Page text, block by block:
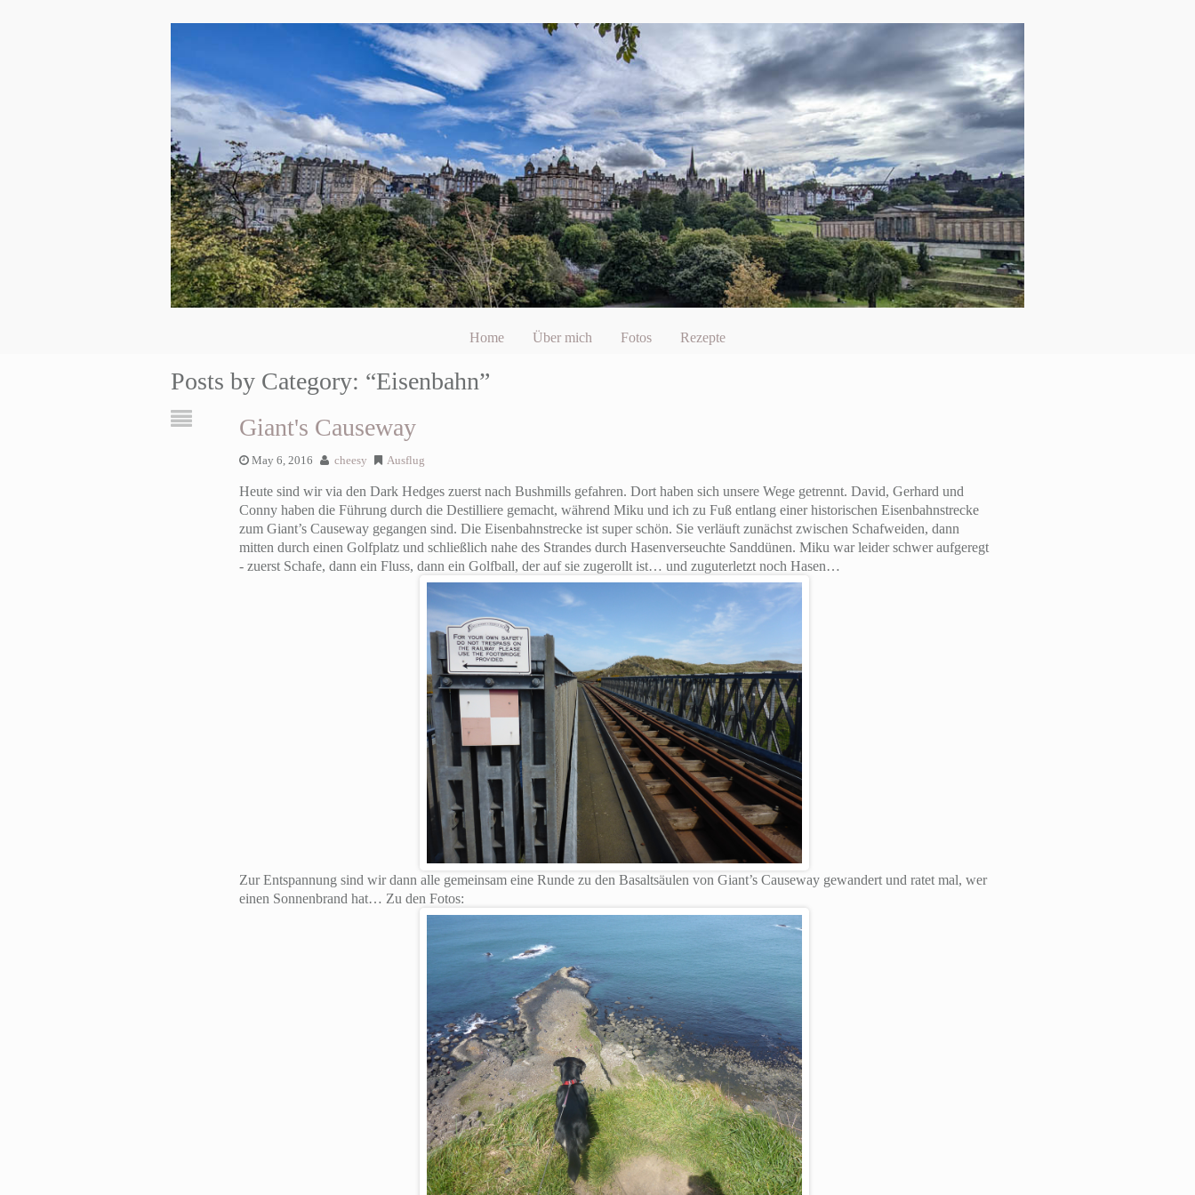
Home Über mich Fotos Rezepte
Posts by Category: “Eisenbahn”
Giant's Causeway
May 6, 2016 cheesy Ausflug
Heute sind wir via den Dark Hedges zuerst nach Bushmills gefahren. Dort haben sich unsere Wege getrennt. David, Gerhard und
Conny haben die Führung durch die Destilliere gemacht, während Miku und ich zu Fuß entlang einer historischen Eisenbahnstrecke
zum Giant’s Causeway gegangen sind. Die Eisenbahnstrecke ist super schön. Sie verläuft zunächst zwischen Schafweiden, dann
mitten durch einen Golfplatz und schließlich nahe des Strandes durch Hasenverseuchte Sanddünen. Miku war leider schwer aufgeregt
- zuerst Schafe, dann ein Fluss, dann ein Golfball, der auf sie zugerollt ist… und zuguterletzt noch Hasen…
Zur Entspannung sind wir dann alle gemeinsam eine Runde zu den Basaltsäulen von Giant’s Causeway gewandert und ratet mal, wer
einen Sonnenbrand hat… Zu den Fotos: